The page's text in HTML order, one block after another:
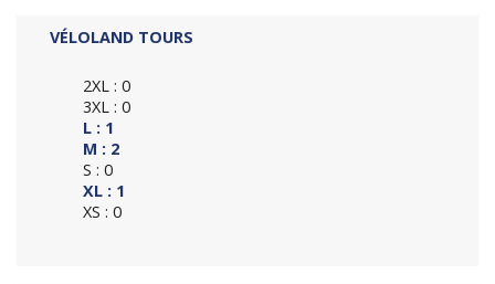
VÉLOLAND TOURS
2XL : 0
3XL : 0
L : 1
M : 2
S : 0
XL : 1
XS : 0